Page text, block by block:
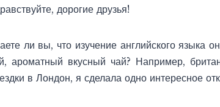
дорогие друзья!
ли вы, что изучение английского языка
ароматный вкусный чай? Например,
в Лондон, я сделала одно интересное